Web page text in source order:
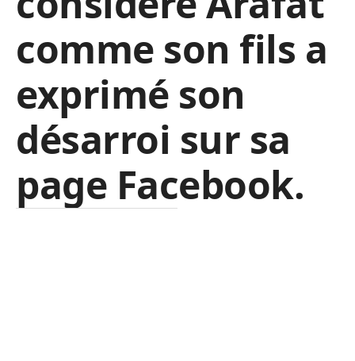
comme son fils a
exprimé son
désarroi sur sa
page Facebook.